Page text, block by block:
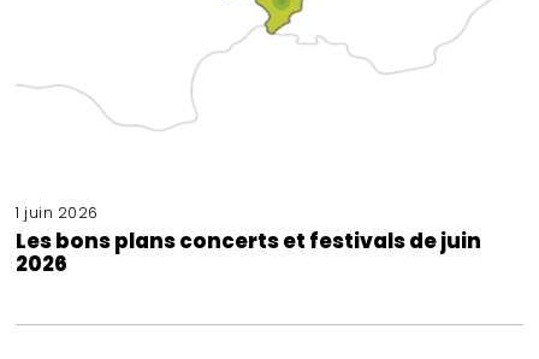
1 juin 2026
Les bons plans concerts et festivals de juin
2026